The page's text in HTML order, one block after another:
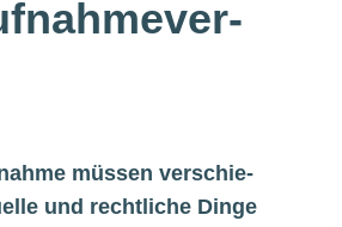
müssen verschie­
und recht­liche Dinge